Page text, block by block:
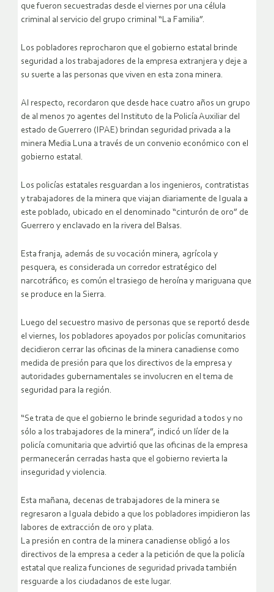
que fueron secuestradas desde el viernes por una célula
criminal al servicio del grupo criminal “La Familia”.
Los pobladores reprocharon que el gobierno estatal brinde
seguridad a los trabajadores de la empresa extranjera y deje a
su suerte a las personas que viven en esta zona minera.
Al respecto, recordaron que desde hace cuatro años un grupo
de al menos 70 agentes del Instituto de la Policía Auxiliar del
estado de Guerrero (IPAE) brindan seguridad privada a la
minera Media Luna a través de un convenio económico con el
gobierno estatal.
Los policías estatales resguardan a los ingenieros, contratistas
y trabajadores de la minera que viajan diariamente de Iguala a
este poblado, ubicado en el denominado “cinturón de oro” de
Guerrero y enclavado en la rivera del Balsas.
Esta franja, además de su vocación minera, agrícola y
pesquera, es considerada un corredor estratégico del
narcotráfico; es común el trasiego de heroína y mariguana que
se produce en la Sierra.
Luego del secuestro masivo de personas que se reportó desde
el viernes, los pobladores apoyados por policías comunitarios
decidieron cerrar las oficinas de la minera canadiense como
medida de presión para que los directivos de la empresa y
autoridades gubernamentales se involucren en el tema de
seguridad para la región.
“Se trata de que el gobierno le brinde seguridad a todos y no
sólo a los trabajadores de la minera”, indicó un líder de la
policía comunitaria que advirtió que las oficinas de la empresa
permanecerán cerradas hasta que el gobierno revierta la
inseguridad y violencia.
Esta mañana, decenas de trabajadores de la minera se
regresaron a Iguala debido a que los pobladores impidieron las
labores de extracción de oro y plata.
La presión en contra de la minera canadiense obligó a los
directivos de la empresa a ceder a la petición de que la policía
estatal que realiza funciones de seguridad privada también
resguarde a los ciudadanos de este lugar.